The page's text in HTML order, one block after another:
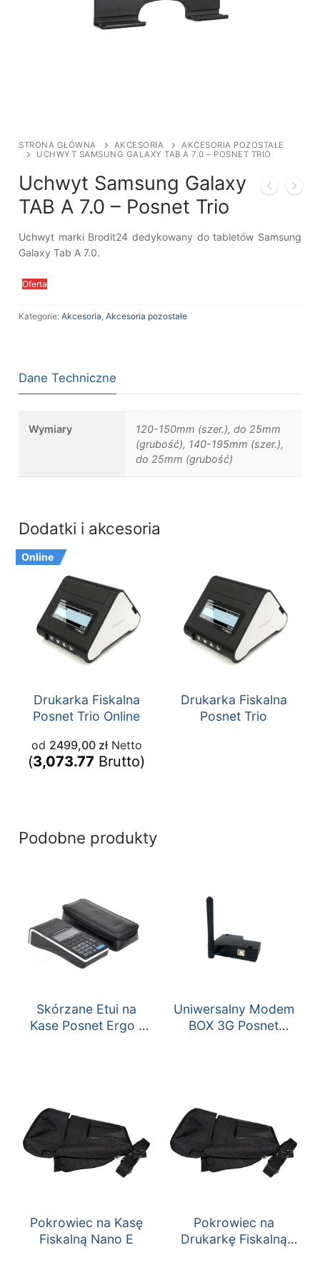
STRONA GŁÓWNA AKCESORIA
AKCESORIA POZOSTAŁE
UCHWYT SAMSUNG GALAXY TAB A 7.0 – POSNET TRIO
Uchwyt Samsung Galaxy
TAB A 7.0 – Posnet Trio
Uchwyt marki Brodit24 dedykowany do tabletów Samsung
Galaxy Tab A 7.0.
Oferta
Kategorie: Akcesoria, Akcesoria pozostałe
Dane Techniczne
Wymiary
120-150mm (szer.), do 25mm
(grubość), 140-195mm (szer.),
do 25mm (grubość)
Dodatki i akcesoria
Online
Drukarka Fiskalna
Posnet Trio Online
od 2499,00 złNetto
(3,073.77 Brutto)
Drukarka Fiskalna
Posnet Trio
Podobne produkty
Skórzane Etui na
Kase Posnet Ergo /
Uniwersalny Modem
BOX 3G Posnet
Pokrowiec na Kasę
Fiskalną Nano E
Pokrowiec na
Drukarkę Fiskalną